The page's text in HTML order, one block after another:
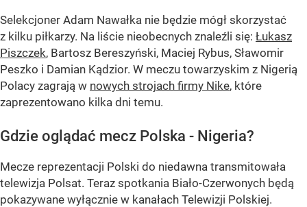
Selekcjoner Adam Nawałka nie będzie mógł skorzystać
z kilku piłkarzy. Na liście nieobecnych znaleźli się: Łukasz
Piszczek, Bartosz Bereszyński, Maciej Rybus, Sławomir
Peszko i Damian Kądzior. W meczu towarzyskim z Nigerią
Polacy zagrają w nowych strojach firmy Nike, które
zaprezentowano kilka dni temu.
Gdzie oglądać mecz Polska - Nigeria?
Mecze reprezentacji Polski do niedawna transmitowała
telewizja Polsat. Teraz spotkania Biało-Czerwonych będą
pokazywane wyłącznie w kanałach Telewizji Polskiej.